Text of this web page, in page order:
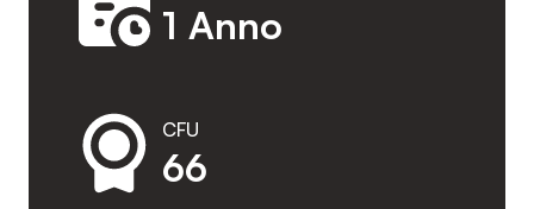
1 Anno
66
CFU